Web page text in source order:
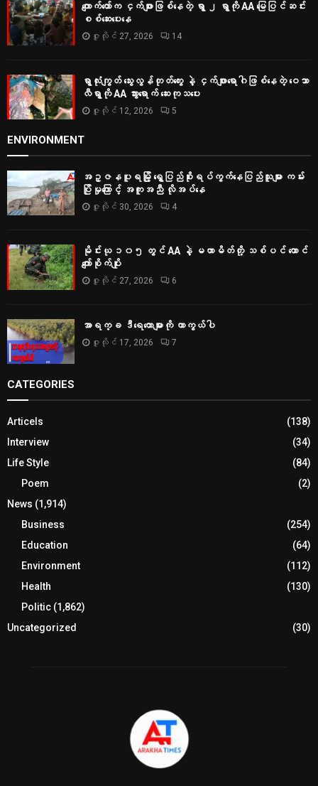
ကျောက်တော်က ငှက်ဖျားဖြစ်နေတဲ့ ရွာ ၂ ရွာကို AA မြေပြင်ဆင်း
စစ်‌ဆေးပေးနေ
ဇူလိုင် 27, 2026 14
ရွာလုံးကျွတ် သွေးလွန်တုတ်ကွေး နဲ့ ငှက်ဖျားရောဂါဖြစ်နေတဲ့ ဝေသာ
လီရွာကို AA သွားရောက် ဆေးကုသပေး
ဇူလိုင် 12, 2026 5
ENVIRONMENT
အဥ္ဇနပူရမြို့ ရွှေပြည်စိုးရပ်ကွက်နေပြည်သူများ ကမ်း
ပြိုမှုကြောင့် အကူအညီ လိုအပ်နေ
ဇူလိုင် 30, 2026 4
မိုင်းယု ၁၀၅ တွင် AA နဲ့ မဟာမိတ်တို့ သစ်ပင် ထောင်
ကျော်စိုက်ပျိုး
ဇူလိုင် 27, 2026 6
အာရက္ခ ဒီရေတောများကို ကာကွယ်ပါ
ဇူလိုင် 17, 2026 7
CATEGORIES
Articels
(138)
Interview
(34)
Life Style
(84)
Poem
(2)
News (1,914)
Business
(254)
Education
(64)
Environment
(112)
Health
(130)
Politic (1,862)
Uncategorized
(30)